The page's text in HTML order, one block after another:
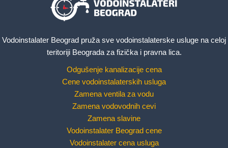
Vodoinstalater Beograd pruža sve vodoinstalaterske usluge na celoj
teritoriji Beograda za fizička i pravna lica.
Odgušenje kanalizacije cena
Cene vodoinstalaterskih usluga
Zamena ventila za vodu
Zamena vodovodnih cevi
Zamena slavine
Vodoinstalater Beograd cene
Vodoinstalater cena usluga